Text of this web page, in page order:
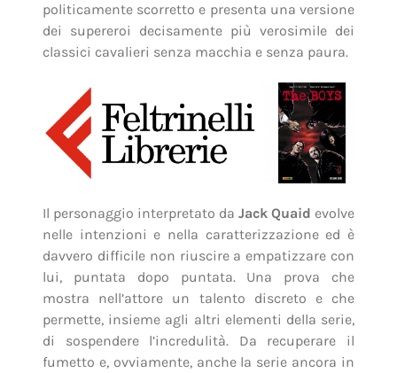
politicamente scorretto e presenta una versione
dei supereroi decisamente più verosimile dei
classici cavalieri senza macchia e senza paura.
Il personaggio interpretato daJack Quaid evolve
nelle intenzioni e nella caratterizzazione ed è
davvero difficile non riuscire a empatizzare con
lui, puntata dopo puntata. Una prova che
mostra nell’attore un talento discreto e che
permette, insieme agli altri elementi della serie,
di sospendere l’incredulità. Da recuperare il
fumetto e, ovviamente, anche la serie ancora in